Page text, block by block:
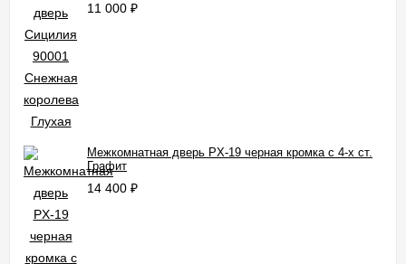
11 000 ₽
Межкомнатная дверь PX-19 черная кромка с 4-х ст.
Графит
14 400 ₽